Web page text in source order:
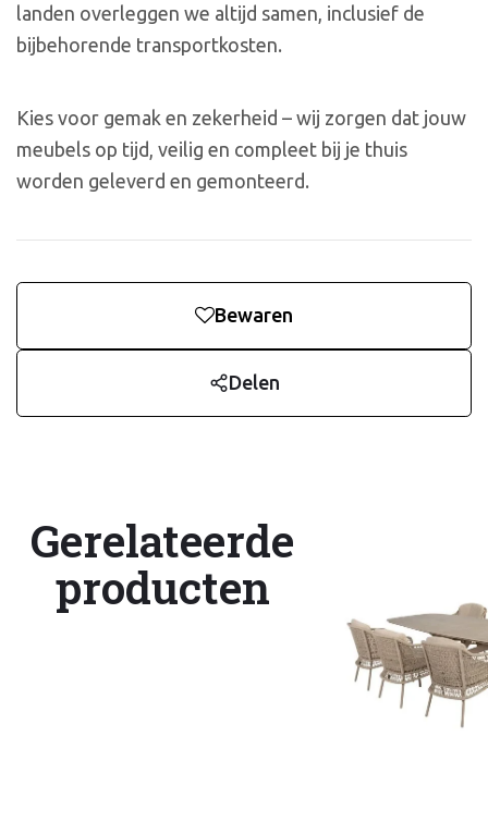
landen overleggen we altijd samen, inclusief de
bijbehorende transportkosten.
Kies voor gemak en zekerheid – wij zorgen dat jouw
meubels op tijd, veilig en compleet bij je thuis
worden geleverd en gemonteerd.
Bewaren
Delen
Gerelateerde
producten